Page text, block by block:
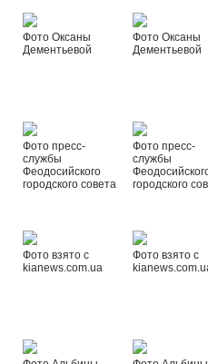
Фото Оксаны
Дементьевой
Фото Оксаны
Дементьевой
Фото пресс-
службы
Феодосийского
городского совета
Фото пресс-
службы
городского
Фото взято с
kianews.com.ua
Фото взято с